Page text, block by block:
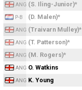
ANG (S. Iling-Junior)*
P-B (D. Malen)*
ANG (Traivarn Mulley)*
ANG (T. Patterson)*
ANG (M. Rogers)*
ANG O. Watkins
ANG K. Young